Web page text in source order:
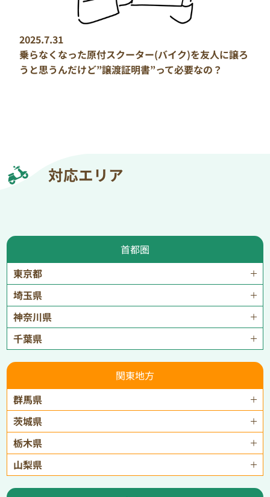
2025.7.31
乗らなくなった原付スクーター(バイク)を友人に譲ろ
うと思うんだけど”譲渡証明書”って必要なの？
対応エリア
首都圏
東京都
埼玉県
神奈川県
千葉県
関東地方
群馬県
茨城県
栃木県
山梨県